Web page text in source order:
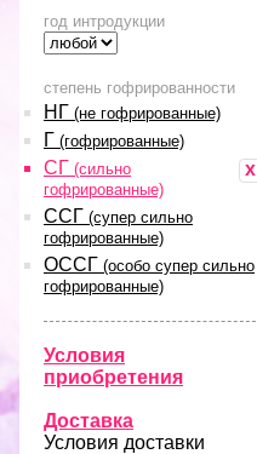
год интродукции
степень гофрированности
НГ (не гофрированные)
Г (гофрированные)
x
СГ (сильно
гофрированные)
ССГ (супер сильно
гофрированные)
ОССГ (особо супер сильно
гофрированные)
Условия
приобретения
Доставка
Условия доставки